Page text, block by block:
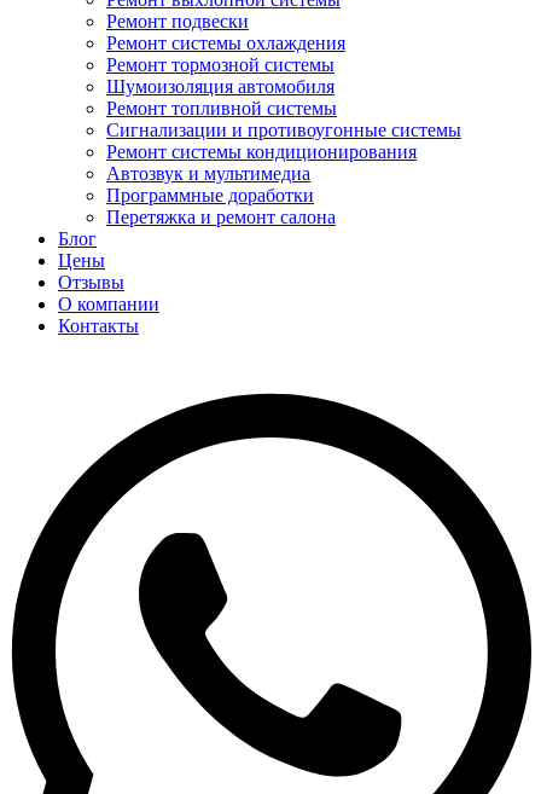
Ремонт подвески
Ремонт системы охлаждения
Ремонт тормозной системы
Шумоизоляция автомобиля
Ремонт топливной системы
Сигнализации и противоугонные системы
Ремонт системы кондиционирования
Автозвук и мультимедиа
Программные доработки
Перетяжка и ремонт салона
Блог
Цены
Отзывы
О компании
Контакты